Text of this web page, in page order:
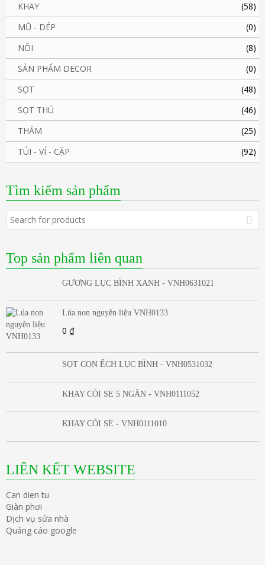
KHAY
(58)
MŨ - DÉP
(0)
NÔI
(8)
SẢN PHẨM DECOR
(0)
SỌT
(48)
SỌT THÚ
(46)
THẢM
(25)
TÚI - VÍ - CẶP
(92)
Tìm kiếm sản phẩm
Top sản phẩm liên quan
GƯƠNG LỤC BÌNH XANH - VNH0631021
Lúa non nguyên liệu VNH0133
0 ₫
SỌT CON ẾCH LỤC BÌNH - VNH0531032
KHAY CÓI SE 5 NGĂN - VNH0111052
KHAY CÓI SE - VNH0111010
LIÊN KẾT WEBSITE
Can dien tu
Giàn phơi
Dịch vụ sửa nhà
Quảng cáo google